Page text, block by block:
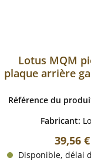
Lotus MQM
plaque arrière
Référence du
Fabricant:
Prix
39,56 €
Disponible, délai